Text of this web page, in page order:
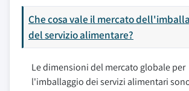
Che cosa vale il mercato
del servizio alimentare?
Le dimensioni del mercato globale per
l'imballaggio dei servizi alimentari